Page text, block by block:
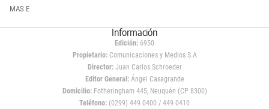
MAS E
Información
Edición: 6950
Propietario:Comunicaciones y Medios S.A
Director: Juan Carlos Schroeder
Editor General:Ángel Casagrande
Domicilio:Fotheringham 445, Neuquén (CP 8300)
Teléfono: (0299) 449 0400 / 449 0410